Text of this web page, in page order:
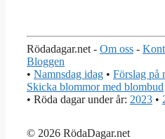
Rödadagar.net - Om oss -
Bloggen
• Namnsdag idag • Förslag på
Skicka blommor med blombud
• Röda dagar under år: 2023 •
© 2026 RödaDagar.net